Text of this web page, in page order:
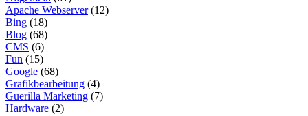
Apache Webserver(12)
Bing (18)
Blog (68)
CMS (6)
Fun (15)
Google (68)
Grafikbearbeitung (4)
Guerilla Marketing (7)
Hardware (2)